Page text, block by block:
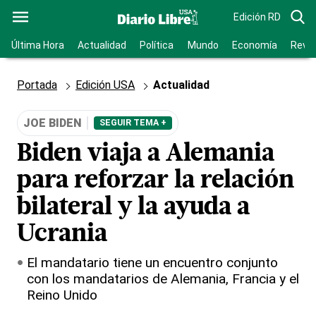
Edición RD
Última Hora Actualidad Política Mundo Economía
Portada Edición USA Actualidad
JOE BIDEN SEGUIR TEMA +
Biden viaja a Alemania
para reforzar la relación
bilateral y la ayuda a
Ucrania
El mandatario tiene un encuentro conjunto
con los mandatarios de Alemania, Francia y el
Reino Unido